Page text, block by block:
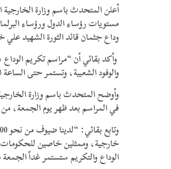
مستويات رؤساء الدول ورؤساء
وداع جثمان قائد الثورة الشهيد علي
وأكد بقائي أن “مراسم تكريم
والوفود الشعبية، وتستمر حتى الساعة
وأوضح المتحدث باسم وزارة
في المراسم بعد ظهر يوم الجمعة، من الساعة 13:30
خارجية، وممثلين خاصين
الوداع والتكريم ستستمر غداً